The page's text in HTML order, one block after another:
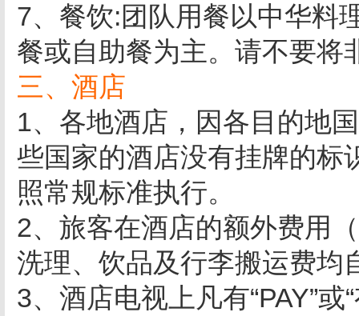
7、餐饮:团队用餐以中华料
餐或自助餐为主。请不要将
三、酒店
1、各地酒店，因各目的地
些国家的酒店没有挂牌的标
照常规标准执行。
2、旅客在酒店的额外费用
洗理、饮品及行李搬运费均
3、酒店电视上凡有“PAY”